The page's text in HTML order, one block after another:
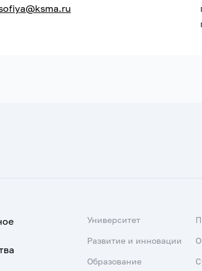
Университет
Развитие и инновации
Образование